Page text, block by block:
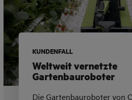
KUNDENFALL
Weltweit vernetzte
Gartenbauroboter
Die Gartenbauroboter von